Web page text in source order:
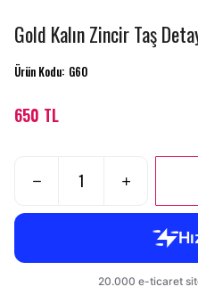
Gold Kalın Zincir Taş
Ürün Kodu: G60
650 TL